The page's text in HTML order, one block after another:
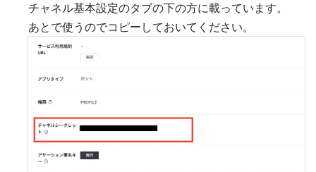
チャネル基本設定のタブの下の方に載っています。
あとで使うのでコピーしておいてください。